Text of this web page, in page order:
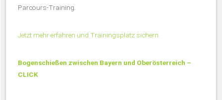
Parcours-Training.
Jetzt mehr erfahren und Trainingsplatz sichern.
Bogenschießen zwischen Bayern und Oberösterreich –
CLICK